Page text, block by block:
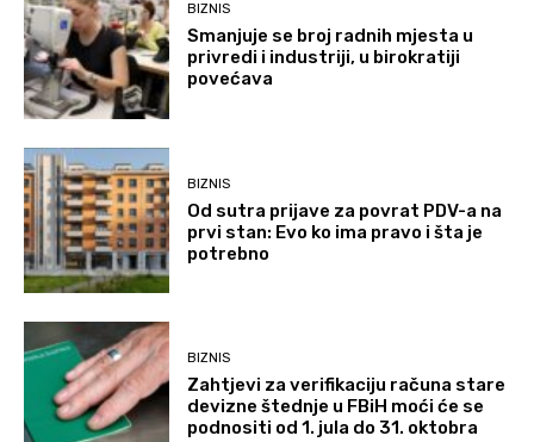
BIZNIS
Smanjuje se broj radnih mjesta u
privredi i industriji, u birokratiji
povećava
BIZNIS
Od sutra prijave za povrat PDV-a na
prvi stan: Evo ko ima pravo i šta je
potrebno
BIZNIS
Zahtjevi za verifikaciju računa stare
devizne štednje u FBiH moći će se
podnositi od 1. jula do 31. oktobra